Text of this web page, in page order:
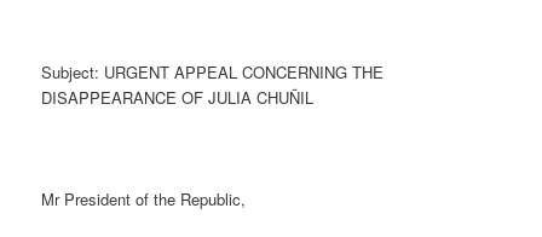
Subject: URGENT APPEAL CONCERNING THE
DISAPPEARANCE OF JULIA CHUÑIL
Mr President of the Republic,